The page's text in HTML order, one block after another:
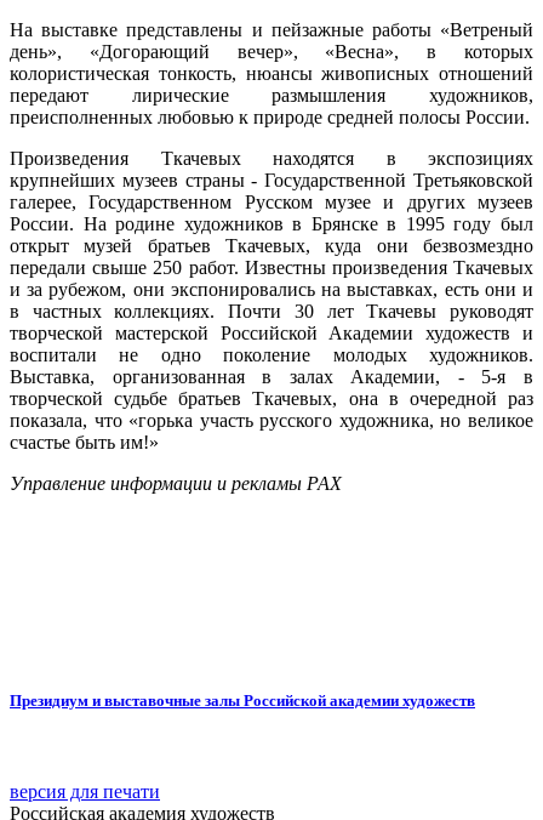
На выставке представлены и пейзажные работы «Ветреный
день», «Догорающий вечер», «Весна», в которых
колористическая тонкость, нюансы живописных отношений
передают лирические размышления художников,
преисполненных любовью к природе средней полосы России.
Произведения Ткачевых находятся в экспозициях
крупнейших музеев страны - Государственной Третьяковской
галерее, Государственном Русском музее и других музеев
России. На родине художников в Брянске в 1995 году был
открыт музей братьев Ткачевых, куда они безвозмездно
передали свыше 250 работ. Известны произведения Ткачевых
и за рубежом, они экспонировались на выставках, есть они и
в частных коллекциях. Почти 30 лет Ткачевы руководят
творческой мастерской Российской Академии художеств и
воспитали не одно поколение молодых художников.
Выставка, организованная в залах Академии, - 5-я в
творческой судьбе братьев Ткачевых, она в очередной раз
показала, что «горька участь русского художника, но великое
счастье быть им!»
Управление информации и рекламы РАХ
Президиум и выставочные залы Российской академии художеств
версия для печати
Российская академия художеств